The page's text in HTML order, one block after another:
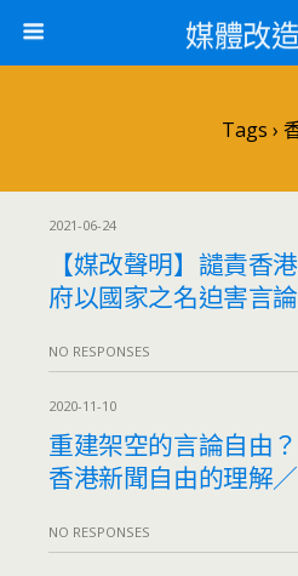
媒體改
Tags ›
2021-06-24
【媒改聲明】譴責香
府以國家之名迫害言
NO RESPONSES
2020-11-10
重建架空的⾔論⾃由
香港新聞⾃由的理解
NO RESPONSES